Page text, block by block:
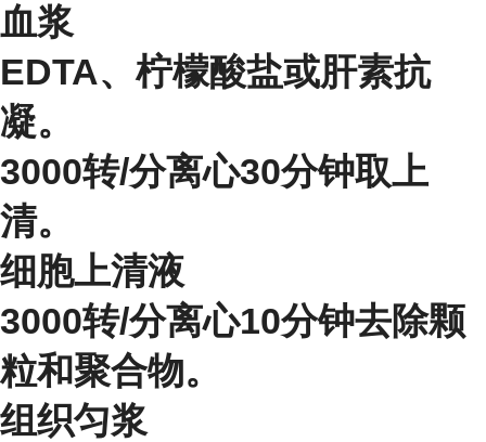
血浆
EDTA、柠檬酸盐或肝素抗
凝。
3000转/分离心30分钟取上
清。
细胞上清液
3000转/分离心10分钟去除颗
粒和聚合物。
组织匀浆